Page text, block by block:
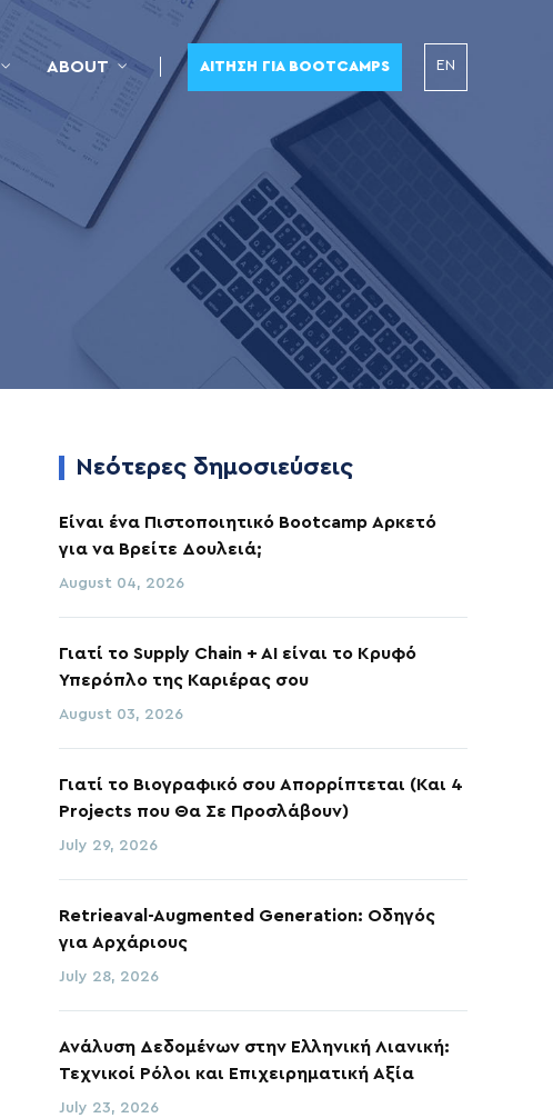
ABOUT ΑΊΤΗΣΗ ΓΙΑ BOOTCAMPS EN
Νεότερες δημοσιεύσεις
Είναι ένα Πιστοποιητικό Bootcamp Αρκετό
για να Βρείτε Δουλειά;
August 04, 2026
Γιατί το Supply Chain + AI είναι το Κρυφό
Υπερόπλο της Καριέρας σου
August 03, 2026
Γιατί το Βιογραφικό σου Απορρίπτεται (Και 4
Projects που Θα Σε Προσλάβουν)
July 29, 2026
Retrieaval-Augmented Generation: Οδηγός
για Αρχάριους
July 28, 2026
Ανάλυση Δεδομένων στην Ελληνική Λιανική:
Τεχνικοί Ρόλοι και Επιχειρηματική Αξία
July 23, 2026